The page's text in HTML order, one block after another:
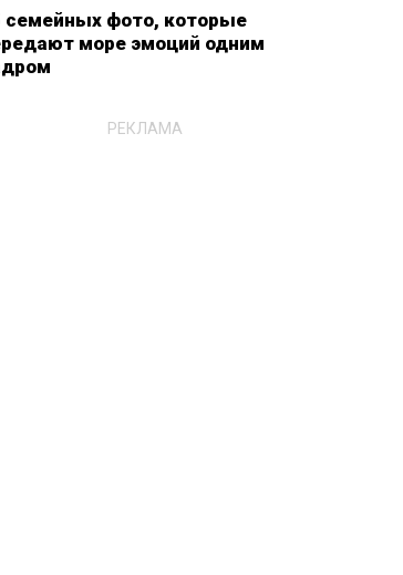
семейных фото, которые
море эмоций одним
РЕКЛАМА